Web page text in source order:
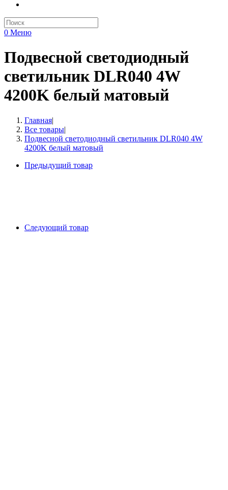
0 Меню
Подвесной светодиодный
светильник DLR040 4W
4200K белый матовый
Главная|
Все товары|
Подвесной светодиодный светильник DLR040 4W
4200K белый матовый
Предыдущий товар
Следующий товар